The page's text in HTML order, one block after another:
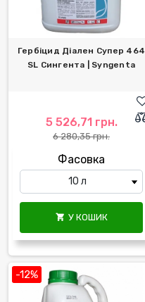
Гербіцид Діален Супер 464
SL Сингента | Syngenta
5 526,71 грн.
6 280,35 грн.
Фасовка
 У КОШИК
-12%